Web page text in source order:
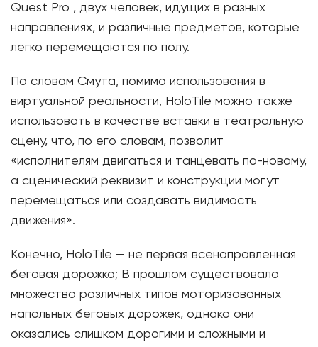
Quest Pro , двух человек, идущих в разных
направлениях, и различные предметов, которые
легко перемещаются по полу.
По словам Смута, помимо использования в
виртуальной реальности, HoloTile можно также
использовать в качестве вставки в театральную
сцену, что, по его словам, позволит
«исполнителям двигаться и танцевать по-новому,
а сценический реквизит и конструкции могут
перемещаться или создавать видимость
движения».
Конечно, HoloTile — не первая всенаправленная
беговая дорожка; В прошлом существовало
множество различных типов моторизованных
напольных беговых дорожек, однако они
оказались слишком дорогими и сложными и